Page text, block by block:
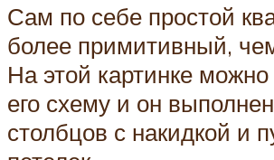
Сам по себе простой
более примитивный,
На этой картинке можно
его схему и он
столбцов с накидкой и